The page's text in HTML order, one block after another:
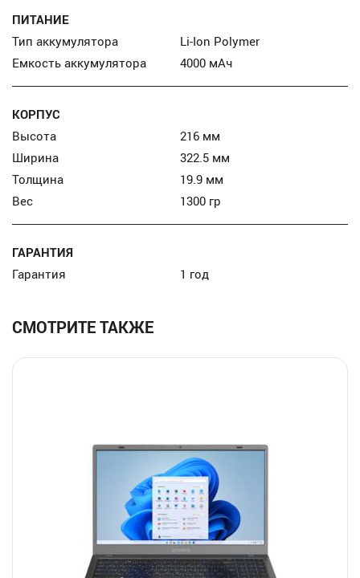
ПИТАНИЕ
Тип аккумулятора
Li-Ion Polymer
Емкость аккумулятора
4000 мАч
КОРПУС
Высота
216 мм
Ширина
322.5 мм
Толщина
19.9 мм
Вес
1300 гр
ГАРАНТИЯ
Гарантия
1 год
СМОТРИТЕ ТАКЖЕ